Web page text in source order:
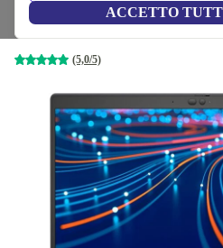
ACCETTO
16 GB | 256 GB SSD | FHD |
(5,0/5)